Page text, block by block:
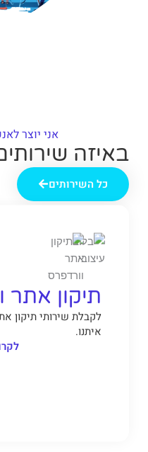
אני יוצר
באיזה
כל השירותים
תיקון אתר
לקבלת שירותי תיקון
איתנו.